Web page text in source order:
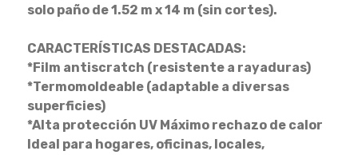
solo paño de 1.52 m x 14 m (sin cortes).
CARACTERÍSTICAS DESTACADAS:
*Film antiscratch (resistente a rayaduras)
*Termomoldeable (adaptable a diversas
superficies)
*Alta protección UV Máximo rechazo de calor
Ideal para hogares, oficinas, locales,